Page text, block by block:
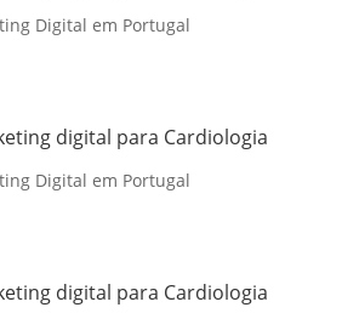
Digital em Portugal
digital para Cardiologia
Digital em Portugal
digital para Cardiologia